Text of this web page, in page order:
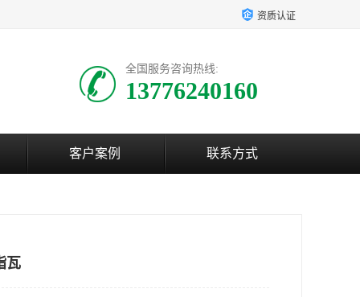
资质认证
全国服务咨询热线:
13776240160
客户案例 联系方式
瓦